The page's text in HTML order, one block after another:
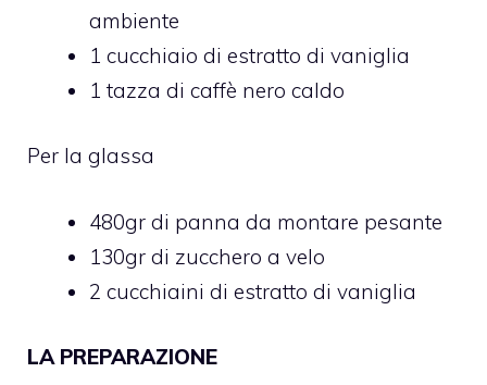
ambiente
1 cucchiaio di estratto di vaniglia
1 tazza di caffè nero caldo
Per la glassa
480gr di panna da montare pesante
130gr di zucchero a velo
2 cucchiaini di estratto di vaniglia
LA PREPARAZIONE